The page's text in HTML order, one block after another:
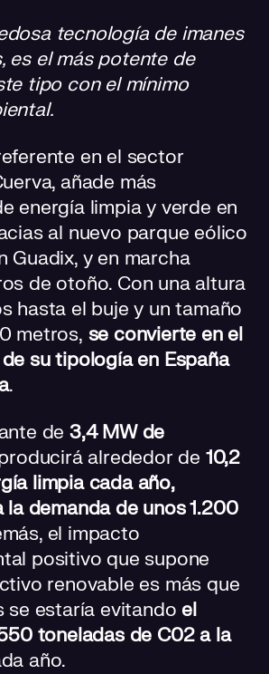
tecnología de imanes
es el más potente de
tipo con el mínimo
en el sector
añade más
energía limpia y verde en
al nuevo parque eólico
Guadix, y en marcha
de otoño. Con una altura
hasta el buje y un tamaño
metros, se convierte en el
su tipología en España
.
de 3,4 MW de
alrededor de 10,2
limpia cada año,
la demanda de unos 1.200
el impacto
positivo que supone
renovable es más que
se estaría evitando el
toneladas de C02a la
año.